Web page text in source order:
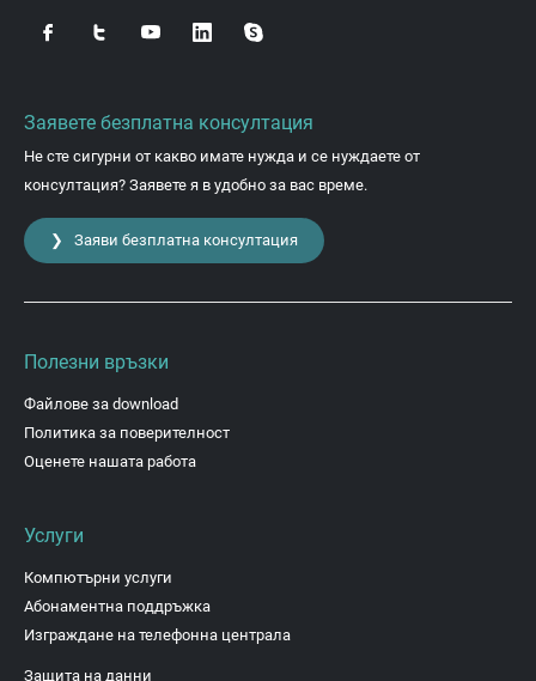
Заявете безплатна консултация
Не сте сигурни от какво имате нужда и се нуждаете от
консултация? Заявете я в удобно за вас време.
❯ Заяви безплатна консултация
Полезни връзки
Файлове за download
Политика за поверителност
Оценете нашата работа
Услуги
Компютърни услуги
Абонаментна поддръжка
Изграждане на телефонна централа
Защита на данни